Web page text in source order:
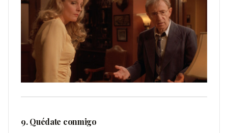
9. Quédate conmigo